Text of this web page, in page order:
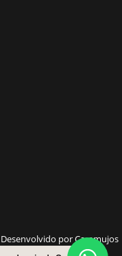
por Caramujos
W